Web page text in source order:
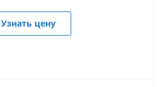
Узнать цену